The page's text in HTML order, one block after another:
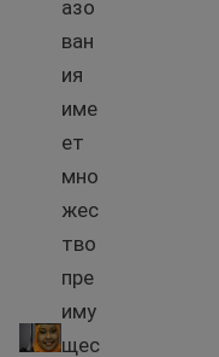
Образование для
азо
ван
ия
име
ет
мно
жес
тво
пре
иму
щес